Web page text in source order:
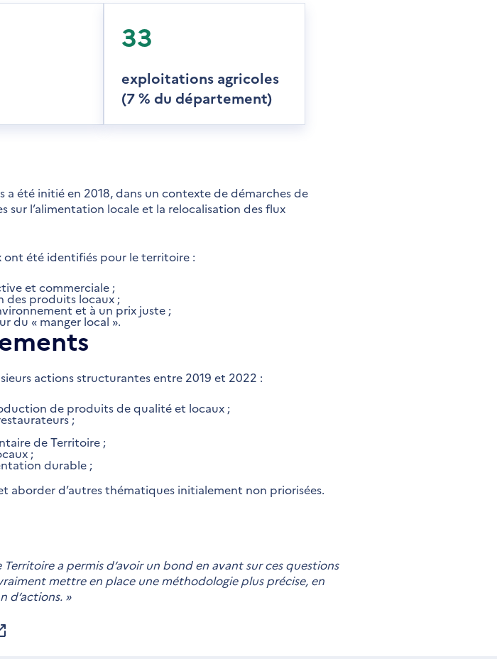
33
exploitations agricoles
(7 % du département)
a été initié en 2018, dans un contexte de démarches de
sur l’alimentation locale et la relocalisation des flux
ont été identifiés pour le territoire :
et commerciale ;
des produits locaux ;
et à un prix juste ;
du « manger local ».
actions structurantes entre 2019 et 2022 :
de produits de qualité et locaux ;
;
de Territoire ;
;
durable ;
aborder d’autres thématiques initialement non priorisées.
a permis d’avoir un bond en avant sur ces questions
mettre en place une méthodologie plus précise, en
d’actions. »